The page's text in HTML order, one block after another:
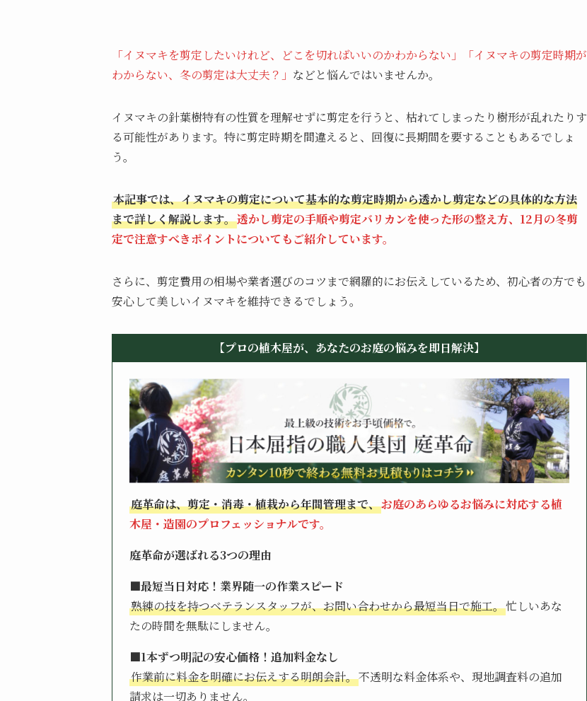
「イヌマキを剪定したいけれど、どこを切ればいいのかわからない」「イヌマキの剪定時期が
わからない、冬の剪定は大丈夫？」 などと悩んではいませんか。
イヌマキの針葉樹特有の性質を理解せずに剪定を行うと、枯れてしまったり樹形が乱れたりす
る可能性があります。特に剪定時期を間違えると、回復に長期間を要することもあるでしょ
う。
本記事では、イヌマキの剪定について基本的な剪定時期から透かし剪定などの具体的な方法
まで詳しく解説します。透かし剪定の手順や剪定バリカンを使った形の整え方、12月の冬剪
定で注意すべきポイントについてもご紹介しています。
さらに、剪定費用の相場や業者選びのコツまで網羅的にお伝えしているため、初心者の方でも
安心して美しいイヌマキを維持できるでしょう。
【プロの植木屋が、あなたのお庭の悩みを即日解決】
庭革命は、剪定・消毒・植栽から年間管理まで、お庭のあらゆるお悩みに対応する植
木屋・造園のプロフェッショナルです。
庭革命が選ばれる3つの理由
■最短当日対応！業界随一の作業スピード
熟練の技を持つベテランスタッフが、お問い合わせから最短当日で施工。忙しいあな
たの時間を無駄にしません。
■1本ずつ明記の安心価格！追加料金なし
作業前に料金を明確にお伝えする明朗会計。不透明な料金体系や、現地調査料の追加
請求は一切ありません。